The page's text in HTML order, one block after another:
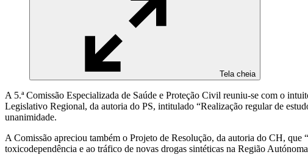
Tela cheia
A 5.ª Comissão Especializada de Saúde e Proteção Civil reuniu-se com o
Legislativo Regional, da autoria do PS, intitulado “Realização regular de
unanimidade.
A Comissão apreciou também o Projeto de Resolução, da autoria do CH, que
toxicodependência e ao tráfico de novas drogas sintéticas na Região